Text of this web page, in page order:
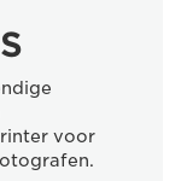
voor